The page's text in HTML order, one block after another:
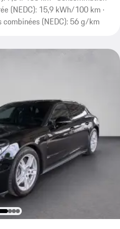
(NEDC): 15,9 kWh/100 km ·
combinées (NEDC): 56 g/km